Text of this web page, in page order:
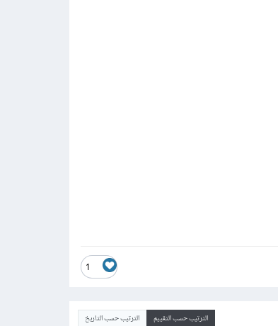
1
الترتيب حسب التقييم الترتيب حسب التاريخ